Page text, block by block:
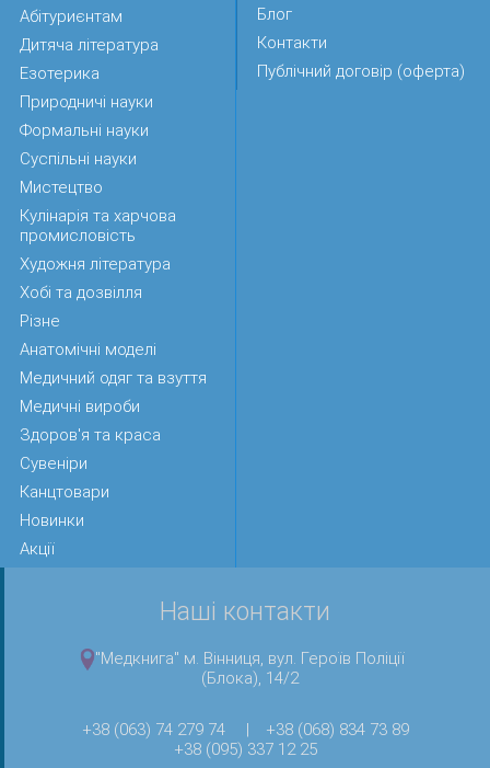
Абітуриєнтам
Дитяча література
Езотерика
Природничі науки
Формальні науки
Суспільні науки
Мистецтво
Кулінарія та харчова
промисловість
Художня література
Хобі та дозвілля
Різне
Анатомічні моделі
Медичний одяг та взуття
Медичні вироби
Здоров'я та краса
Сувеніри
Канцтовари
Новинки
Акції
Блог
Контакти
Публічний договір (оферта)
Наші контакти
"Медкнига" м. Вінниця, вул. Героїв Поліції
(Блока), 14/2
+38 (063) 74 279 74 |
+38 (068) 834 73 89
+38 (095) 337 12 25